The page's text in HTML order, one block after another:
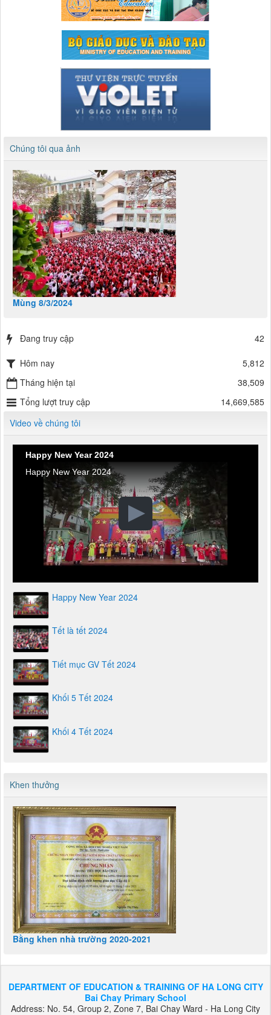
Chúng tôi qua ảnh
Đang truy cập 42
Hôm nay
5,812
Tháng hiện tại
38,509
Tổng lượt truy cập
Video về chúng tôi
Happy New Year 2024
Happy New Year 2024
Khen thưởng
DEPARTMENT OF EDUCATION & TRAINING OF HA LONG CITY